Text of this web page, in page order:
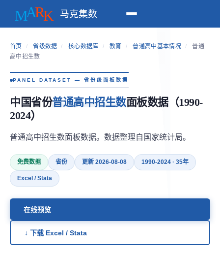
马克集数
首页 / 省级数据 / 核心数据库 / 教育 / 普通高中基本情况 /
普通
高中招生数
PANEL DATASET — 省份级面板数据
中国省份普通高中招生数面板数据（1990-
2024）
普通高中招生数面板数据。数据整理自国家统计局。
免费数据 省份 更新 2026-08-08 1990-2024 · 35年
Excel / Stata
在线预览
↓ 下载 Excel / Stata